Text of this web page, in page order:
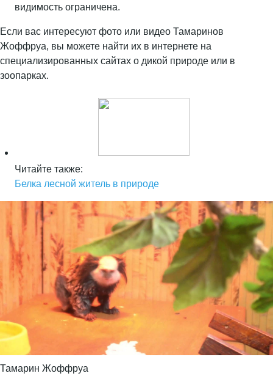
видимость ограничена.
Если вас интересуют фото или видео Тамаринов
Жоффруа, вы можете найти их в интернете на
специализированных сайтах о дикой природе или в
зоопарках.
Читайте также:
Белка лесной житель в природе
Тамарин Жоффруа